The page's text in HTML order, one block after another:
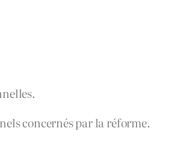
concernés par la réforme.